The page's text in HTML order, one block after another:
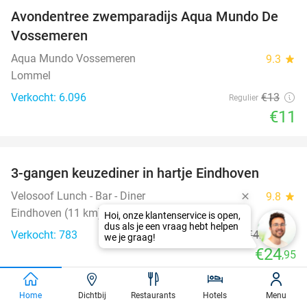
15%
Avondentree zwemparadijs Aqua Mundo De
Vossemeren
Aqua Mundo Vossemeren 9.3 star
Lommel
Verkocht: 6.096
Regulier €13
€11
3-gangen keuzediner in hartje Eindhoven
Velosoof Lunch - Bar - Diner 9.8 star
Eindhoven (11 km)
Verkocht: 783
Regulier €42,50
€24,95
favorite_border
Home Dichtbij Restaurants Hotels Menu